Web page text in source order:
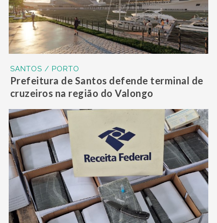
SANTOS / PORTO
Prefeitura de Santos defende terminal de
cruzeiros na região do Valongo